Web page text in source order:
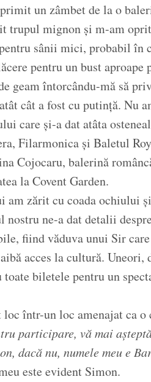
un zâmbet de la o
trupul mignon și m-am
sânii mici, probabil în
pentru un bust aproape
geam întorcându-mă să
cât a fost cu putință. Nu
care și-a dat atâta
Filarmonica și Baletul
Cojocaru, balerină
la Covent Garden.
am zărit cu coada ochiului
ne-a dat detalii
fiind văduva unui Sir
acces la cultură.
biletele pentru un
loc într-un loc amenajat ca o
participare, vă mai
dacă nu, numele meu e
este evident Simon.